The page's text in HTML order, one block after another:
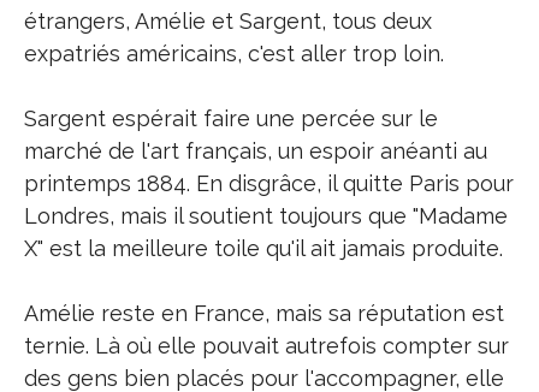
étrangers, Amélie et Sargent, tous deux
expatriés américains, c'est aller trop loin.
Sargent espérait faire une percée sur le
marché de l'art français, un espoir anéanti au
printemps 1884. En disgrâce, il quitte Paris pour
Londres, mais il soutient toujours que "Madame
X" est la meilleure toile qu'il ait jamais produite.
Amélie reste en France, mais sa réputation est
ternie. Là où elle pouvait autrefois compter sur
des gens bien placés pour l'accompagner, elle